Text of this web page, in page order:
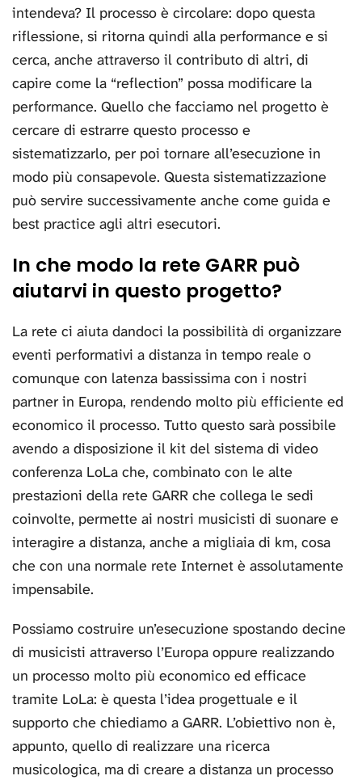
intendeva? Il processo è circolare: dopo questa
riflessione, si ritorna quindi alla performance e si
cerca, anche attraverso il contributo di altri, di
capire come la “reflection” possa modificare la
performance. Quello che facciamo nel progetto è
cercare di estrarre questo processo e
sistematizzarlo, per poi tornare all’esecuzione in
modo più consapevole. Questa sistematizzazione
può servire successivamente anche come guida e
best practice agli altri esecutori.
In che modo la rete GARR può
aiutarvi in questo progetto?
La rete ci aiuta dandoci la possibilità di organizzare
eventi performativi a distanza in tempo reale o
comunque con latenza bassissima con i nostri
partner in Europa, rendendo molto più efficiente ed
economico il processo. Tutto questo sarà possibile
avendo a disposizione il kit del sistema di video
conferenza LoLa che, combinato con le alte
prestazioni della rete GARR che collega le sedi
coinvolte, permette ai nostri musicisti di suonare e
interagire a distanza, anche a migliaia di km, cosa
che con una normale rete Internet è assolutamente
impensabile.
Possiamo costruire un’esecuzione spostando decine
di musicisti attraverso l’Europa oppure realizzando
un processo molto più economico ed efficace
tramite LoLa: è questa l’idea progettuale e il
supporto che chiediamo a GARR. L’obiettivo non è,
appunto, quello di realizzare una ricerca
musicologica, ma di creare a distanza un processo